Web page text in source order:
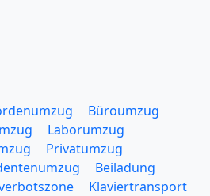
Büroumzug
Laborumzug
Privatumzug
Beiladung
Klaviertransport